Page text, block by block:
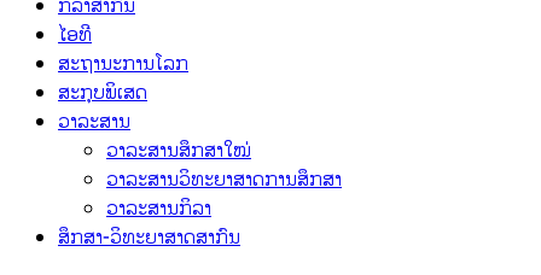
ກິລາສາກົນ
ໄອທີ
ສະຖານະການໂລກ
ສະກຸບພິເສດ
ວາລະສານ
ວາລະສານສຶກສາໃໝ່
ວາລະສານວິທະຍາສາດການສຶກສາ
ວາລະສານກິລາ
ສຶກສາ-ວິທະຍາສາດສາກົນ